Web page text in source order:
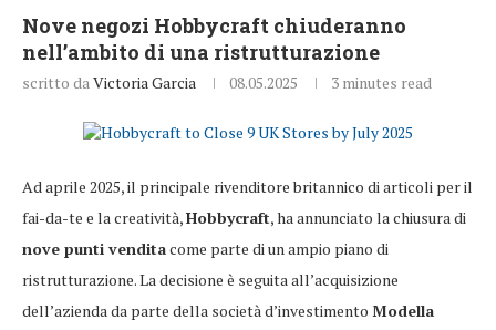
Nove negozi Hobbycraft chiuderanno
nell’ambito di una ristrutturazione
scritto daVictoria Garcia 08.05.2025 3 minutes read
Ad aprile 2025, il principale rivenditore britannico di articoli per il
fai-da-te e la creatività,Hobbycraft, ha annunciato la chiusura di
nove punti venditacome parte di un ampio piano di
ristrutturazione. La decisione è seguita all’acquisizione
dell’azienda da parte della società d’investimento Modella